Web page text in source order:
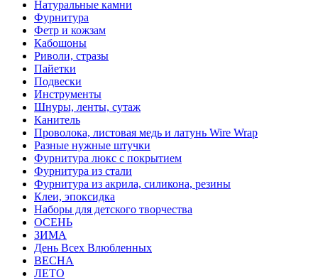
Натуральные камни
Фурнитура
Фетр и кожзам
Кабошоны
Риволи, стразы
Пайетки
Подвески
Инструменты
Шнуры, ленты, сутаж
Канитель
Проволока, листовая медь и латунь Wire Wrap
Разные нужные штучки
Фурнитура люкс с покрытием
Фурнитура из стали
Фурнитура из акрила, силикона, резины
Клеи, эпоксидка
Наборы для детского творчества
ОСЕНЬ
ЗИМА
День Всех Влюбленных
ВЕСНА
ЛЕТО